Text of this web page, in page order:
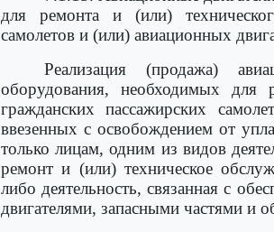
для ремонта и (или)
самолетов и (или) авиационных
Реализация (продажа)
оборудования, необходимых для
гражданских пассажирских
ввезенных с освобождением от
только лицам, одним из видов
ремонт и (или) техническое
либо деятельность, связанная с
двигателями, запасными частями и